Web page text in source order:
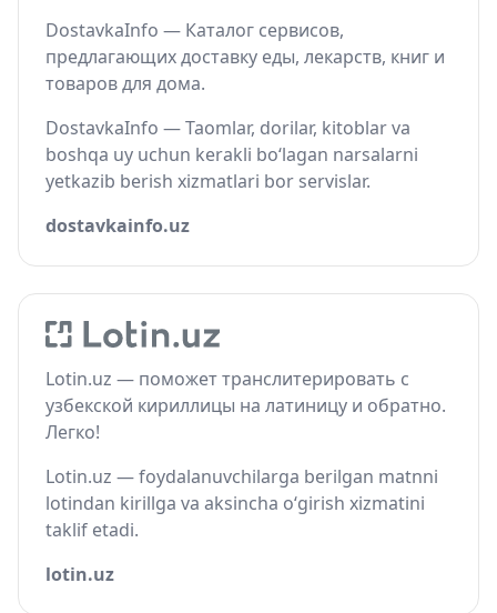
DostavkaInfo — Каталог сервисов,
предлагающих доставку еды, лекарств, книг и
товаров для дома.
DostavkaInfo — Taomlar, dorilar, kitoblar va
boshqa uy uchun kerakli bo‘lagan narsalarni
yetkazib berish xizmatlari bor servislar.
dostavkainfo.uz
Lotin.uz — поможет транслитерировать с
узбекской кириллицы на латиницу и обратно.
Легко!
Lotin.uz — foydalanuvchilarga berilgan matnni
lotindan kirillga va aksincha o‘girish xizmatini
taklif etadi.
lotin.uz